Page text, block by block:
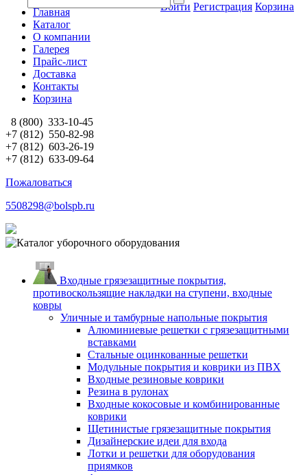
Войти Регистрация Корзина
Главная
Каталог
О компании
Галерея
Прайс-лист
Доставка
Контакты
Корзина
8 (800) 333-10-45
+7 (812) 550-82-98
+7 (812) 603-26-19
+7 (812) 633-09-64
Пожаловаться
5508298@bolspb.ru
Входные грязезащитные покрытия,
противоскользящие накладки на ступени, входные
ковры
Уличные и тамбурные напольные покрытия
Алюминиевые решетки с грязезащитными
вставками
Стальные оцинкованные решетки
Модульные покрытия и коврики из ПВХ
Входные резиновые коврики
Резина в рулонах
Входные кокосовые и комбинированные
коврики
Щетинистые грязезащитные покрытия
Дизайнерские идеи для входа
Лотки и решетки для оборудования
приямков